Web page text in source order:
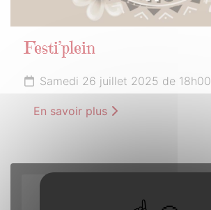
Festi’plein
Samedi 26 juillet 2025 de
En savoir plus